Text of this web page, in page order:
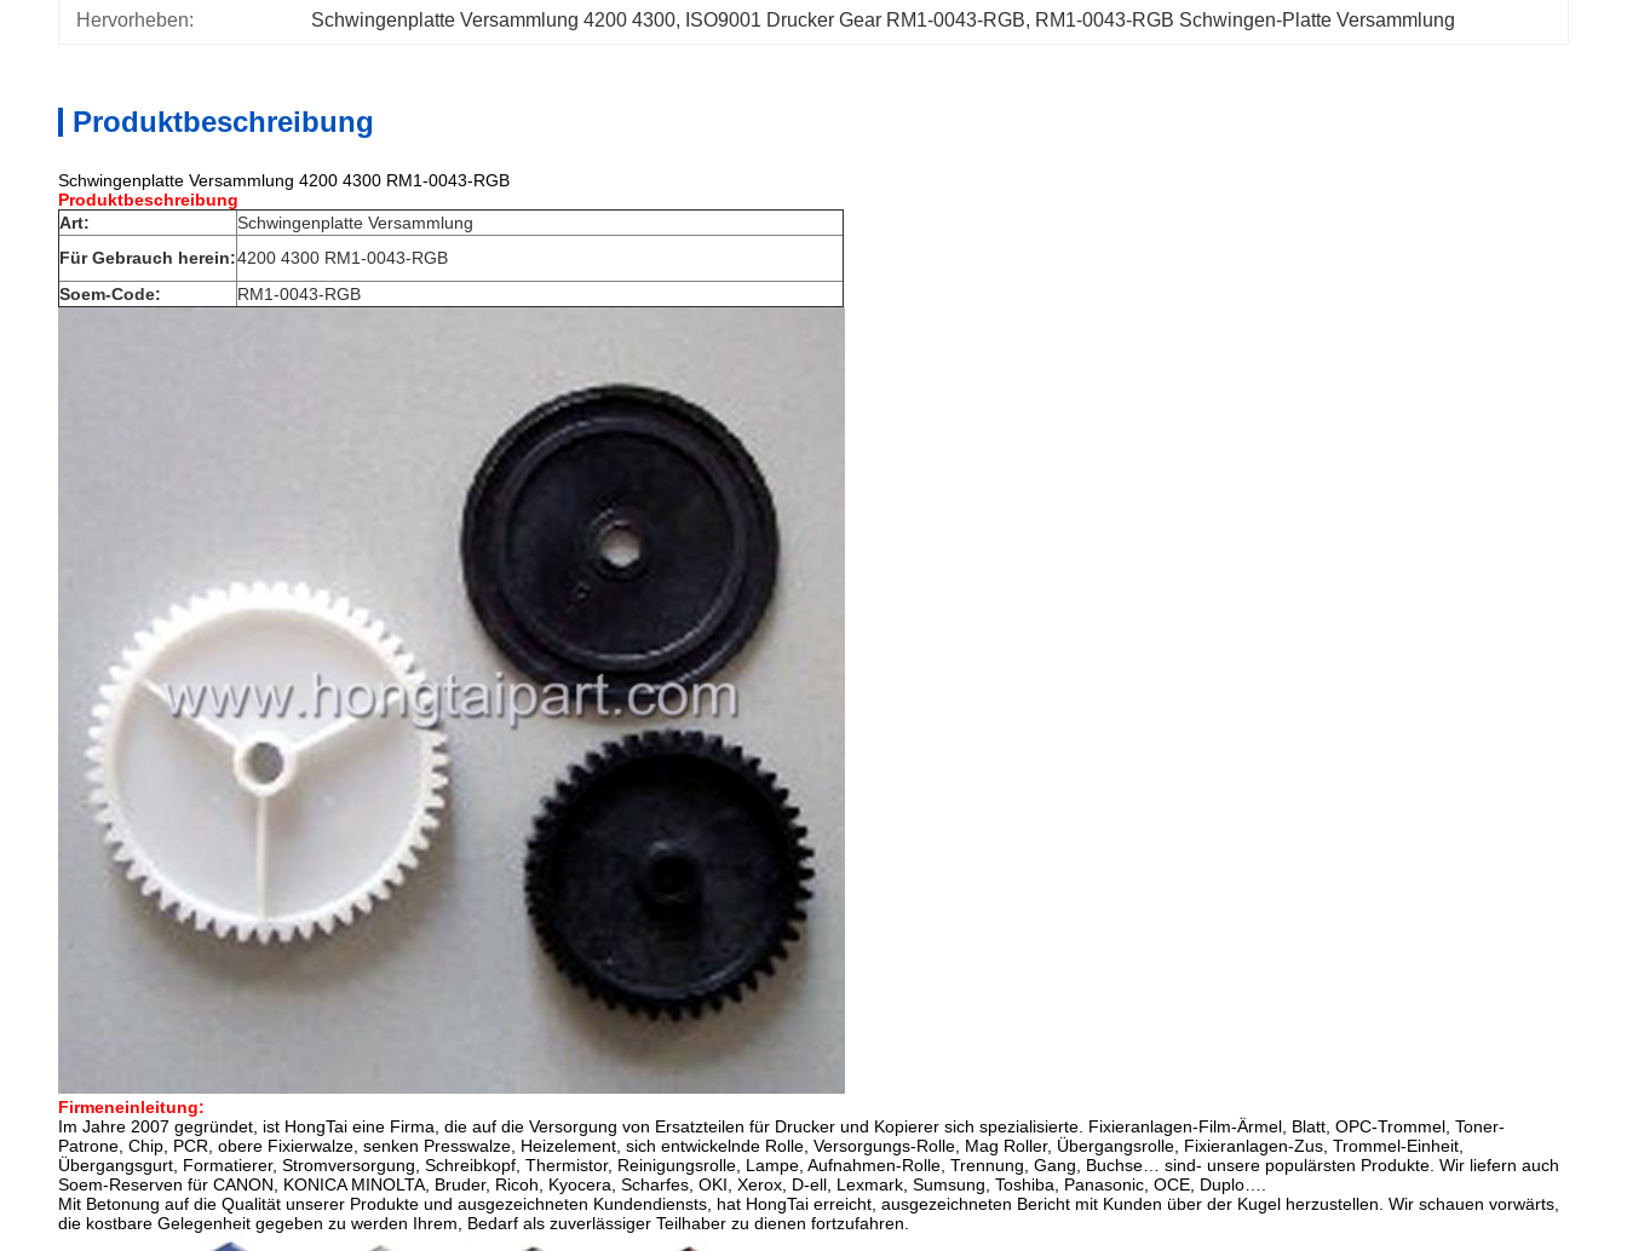
Hervorheben: Schwingenplatte Versammlung 4200 4300, ISO9001 Drucker Gear RM1-0043-RGB, RM1-0043-RGB Schwingen-Platte Versammlung
Produktbeschreibung
Schwingenplatte Versammlung 4200 4300 RM1-0043-RGB
Produktbeschreibung
Art:
Schwingenplatte Versammlung
Für Gebrauch herein:4200 4300 RM1-0043-RGB
Soem-Code:
RM1-0043-RGB
Firmeneinleitung:
Im Jahre 2007 gegründet, ist HongTai eine Firma, die auf die Versorgung von Ersatzteilen für Drucker und Kopierer sich spezialisierte. Fixieranlagen-Film-Ärmel, Blatt, OPC-Trommel, Toner-
Patrone, Chip, PCR, obere Fixierwalze, senken Presswalze, Heizelement, sich entwickelnde Rolle, Versorgungs-Rolle, Mag Roller, Übergangsrolle, Fixieranlagen-Zus, Trommel-Einheit,
Übergangsgurt, Formatierer, Stromversorgung, Schreibkopf, Thermistor, Reinigungsrolle, Lampe, Aufnahmen-Rolle, Trennung, Gang, Buchse… sind- unsere populärsten Produkte. Wir liefern auch
Soem-Reserven für CANON, KONICA MINOLTA, Bruder, Ricoh, Kyocera, Scharfes, OKI, Xerox, D-ell, Lexmark, Sumsung, Toshiba, Panasonic, OCE, Duplo….
Mit Betonung auf die Qualität unserer Produkte und ausgezeichneten Kundendiensts, hat HongTai erreicht, ausgezeichneten Bericht mit Kunden über der Kugel herzustellen. Wir schauen vorwärts,
die kostbare Gelegenheit gegeben zu werden Ihrem, Bedarf als zuverlässiger Teilhaber zu dienen fortzufahren.